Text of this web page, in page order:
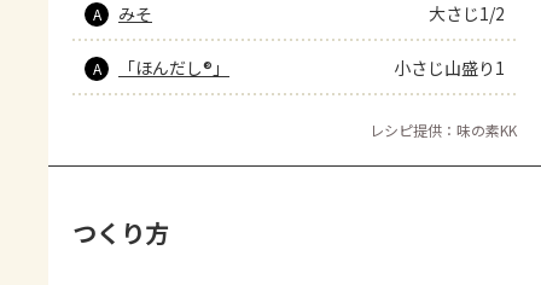
A みそ 大さじ1/2
A 「ほんだし®」 小さじ山盛り1
レシピ提供：味の素KK
つくり方